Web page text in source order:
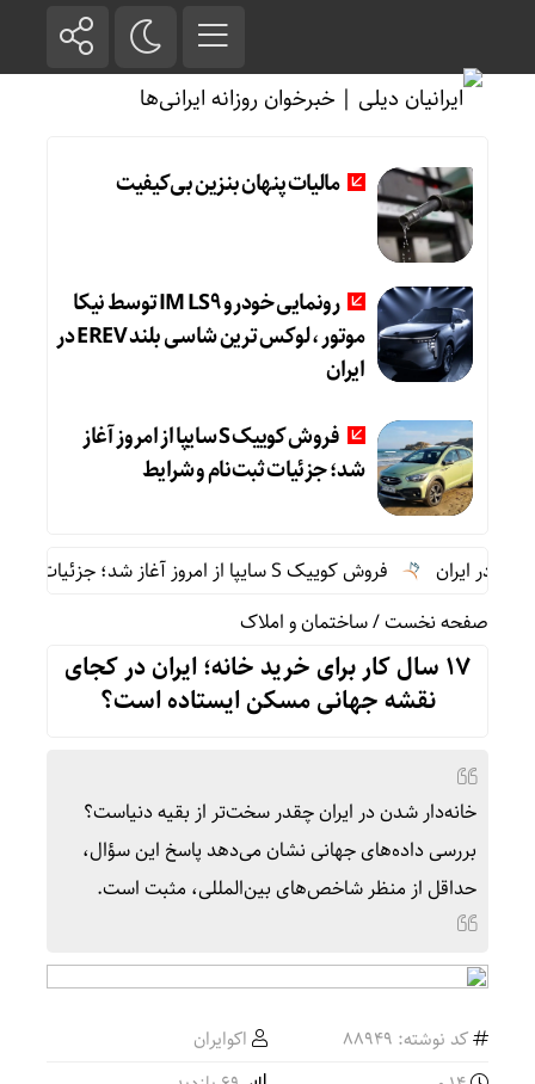
مالیات پنهان بنزین بی‌کیفیت
رونمایی خودرو IM LS9 توسط نیکا
موتور ، لوکس ترین شاسی بلند EREV در
ایران
فروش کوییک S سایپا از امروز آغاز
شد؛ جزئیات ثبت‌نام و شرایط
فروش کوییک S سایپا از امروز آغاز شد؛ جزئیات ثبت‌نام و شرایط
صفحه نخست/ساختمان و املاک
۱۷ سال کار برای خرید خانه؛ ایران در کجای
نقشه جهانی مسکن ایستاده است؟
خانه‌دار شدن در ایران چقدر سخت‌تر از بقیه دنیاست؟
بررسی داده‌های جهانی نشان می‌دهد پاسخ این سؤال،
حداقل از منظر شاخص‌های بین‌المللی، مثبت است.
کد نوشته: 88949
اکوایران